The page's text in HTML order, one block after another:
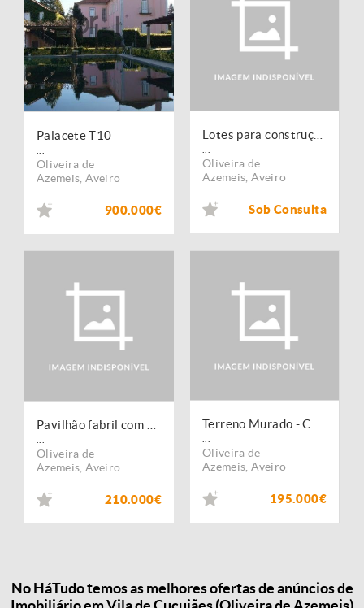
Palacete T10
Oliveira de
Azemeis ,Aveiro
900.000€
Oliveira de
Azemeis ,Aveiro
Sob Consulta
Oliveira de
Azemeis ,Aveiro
210.000€
Oliveira de
Azemeis ,Aveiro
195.000€
No HáTudo temos as melhores ofertas de anúncios de